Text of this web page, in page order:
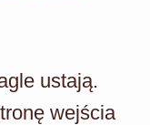
ustają.
wejścia